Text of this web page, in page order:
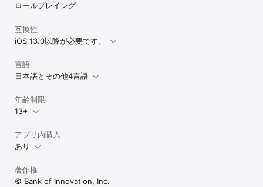
ロールプレイング
互換性
iOS 13.0以降が必要です。
言語
日本語とその他4言語
年齢制限
13+
アプリ内購入
あり
著作権
© Bank of Innovation, Inc.